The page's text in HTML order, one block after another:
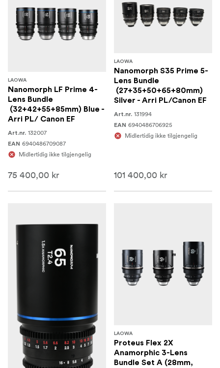
LAOWA
Nanomorph LF Prime 4-
Lens Bundle
(32+42+55+85mm) Blue -
Arri PL/ Canon EF
Art.nr. 132007
EAN 6940486709087
Midlertidig ikke tilgjengelig
75 400,00 kr
LAOWA
Nanomorph S35 Prime 5-
Lens Bundle
(27+35+50+65+80mm)
Silver - Arri PL/Canon EF
Art.nr. 131994
EAN 6940486706925
Midlertidig ikke tilgjengelig
101 400,00 kr
LAOWA
Proteus Flex 2X
Anamorphic 3-Lens
Bundle Set A (28mm,